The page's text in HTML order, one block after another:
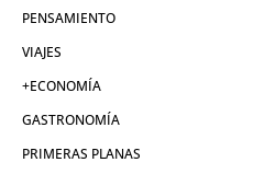
PENSAMIENTO
VIAJES
+ECONOMÍA
GASTRONOMÍA
PRIMERAS PLANAS